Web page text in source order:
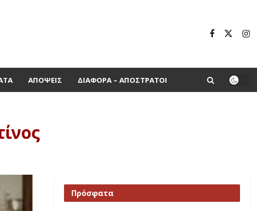
ΑΠΌΨΕΙΣ ΔΙΆΦΟΡΑ – ΑΠΌΣΤΡΑΤΟΙ
Πρόσφατα